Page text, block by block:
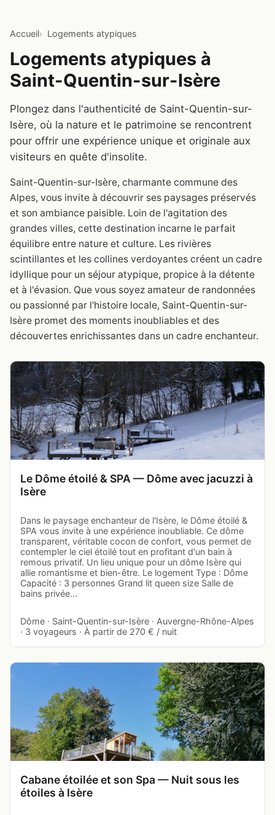
Accueil Logements atypiques
Logements atypiques à
Saint-Quentin-sur-Isère
Plongez dans l'authenticité de Saint-Quentin-sur-
Isère, où la nature et le patrimoine se rencontrent
pour offrir une expérience unique et originale aux
visiteurs en quête d'insolite.
Saint-Quentin-sur-Isère, charmante commune des
Alpes, vous invite à découvrir ses paysages préservés
et son ambiance paisible. Loin de l'agitation des
grandes villes, cette destination incarne le parfait
équilibre entre nature et culture. Les rivières
scintillantes et les collines verdoyantes créent un cadre
idyllique pour un séjour atypique, propice à la détente
et à l'évasion. Que vous soyez amateur de randonnées
ou passionné par l'histoire locale, Saint-Quentin-sur-
Isère promet des moments inoubliables et des
découvertes enrichissantes dans un cadre enchanteur.
Le Dôme étoilé & SPA — Dôme avec jacuzzi à
Isère
Dans le paysage enchanteur de l'Isère, le Dôme étoilé &
SPA vous invite à une expérience inoubliable. Ce dôme
transparent, véritable cocon de confort, vous permet de
contempler le ciel étoilé tout en profitant d'un bain à
remous privatif. Un lieu unique pour un dôme Isère qui
allie romantisme et bien-être. Le logement Type : Dôme
Capacité : 3 personnes Grand lit queen size Salle de
bains privée…
Dôme · Saint-Quentin-sur-Isère · Auvergne-Rhône-Alpes
· 3 voyageurs · À partir de 270 € / nuit
Cabane étoilée et son Spa — Nuit sous les
étoiles à Isère